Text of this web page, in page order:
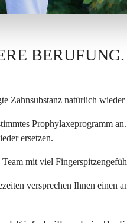
BERUFUNG.
Zahnsubstanz natürlich
Prophylaxeprogramm
ersetzen.
mit viel
versprechen Ihnen einen